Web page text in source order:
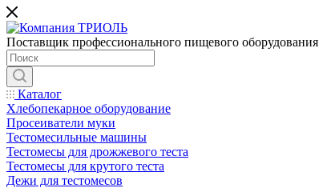
Поставщик профессионального пищевого оборудования
Каталог
Хлебопекарное оборудование
Просеиватели муки
Тестомесильные машины
Тестомесы для дрожжевого теста
Тестомесы для крутого теста
Дежи для тестомесов